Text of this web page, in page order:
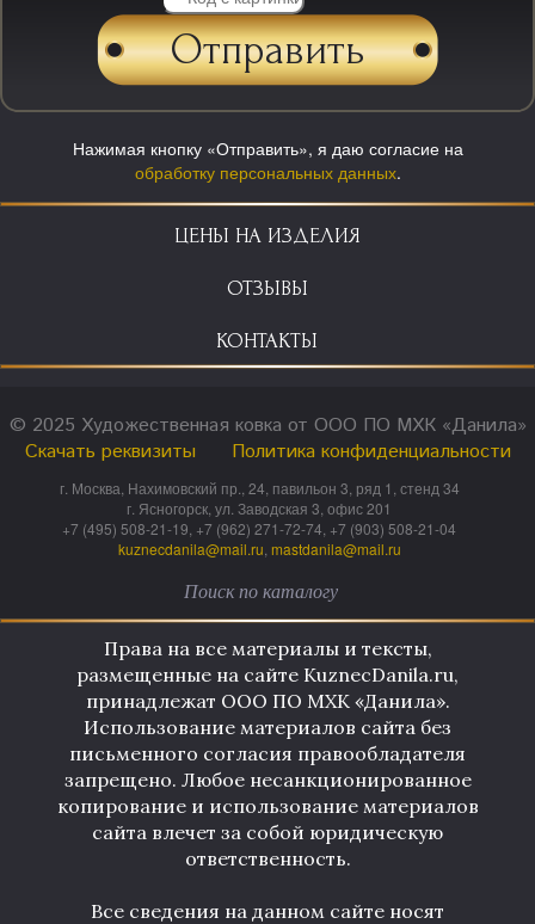
Нажимая кнопку «Отправить», я даю согласие на
обработку персональных данных.
ЦЕНЫ НА ИЗДЕЛИЯ
ОТЗЫВЫ
КОНТАКТЫ
© 2025 Художественная ковка от ООО ПО МХК «Данила»
Скачать реквизиты
Политика конфиденциальности
г. Москва, Нахимовский пр., 24, павильон 3, ряд 1, стенд 34
г. Ясногорск, ул. Заводская 3, офис 201
+7 (495) 508-21-19, +7 (962) 271-72-74, +7 (903) 508-21-04
kuznecdanila@mail.ru mastdanila@mail.ru
Права на все материалы и тексты,
размещенные на сайте KuznecDanila.ru,
принадлежат ООО ПО МХК «Данила».
Использование материалов сайта без
письменного согласия правообладателя
запрещено. Любое несанкционированное
копирование и использование материалов
сайта влечет за собой юридическую
ответственность.
Все сведения на данном сайте носят